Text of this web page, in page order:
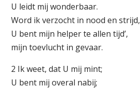
U leidt mij wonderbaar.
Word ik verzocht in nood en strijd,
U bent mijn helper te allen tijd’,
mijn toevlucht in gevaar.
2 Ik weet, dat U mij mint;
U bent mij overal nabij;